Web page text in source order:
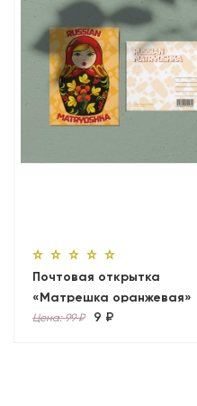
Почтовая открытка
«Матрешка оранжевая»
Цена: 99 ₽ 9 ₽